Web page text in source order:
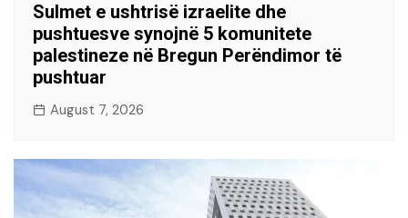
Sulmet e ushtrisë izraelite dhe
pushtuesve synojnë 5 komunitete
palestineze në Bregun Perëndimor të
pushtuar
August 7, 2026